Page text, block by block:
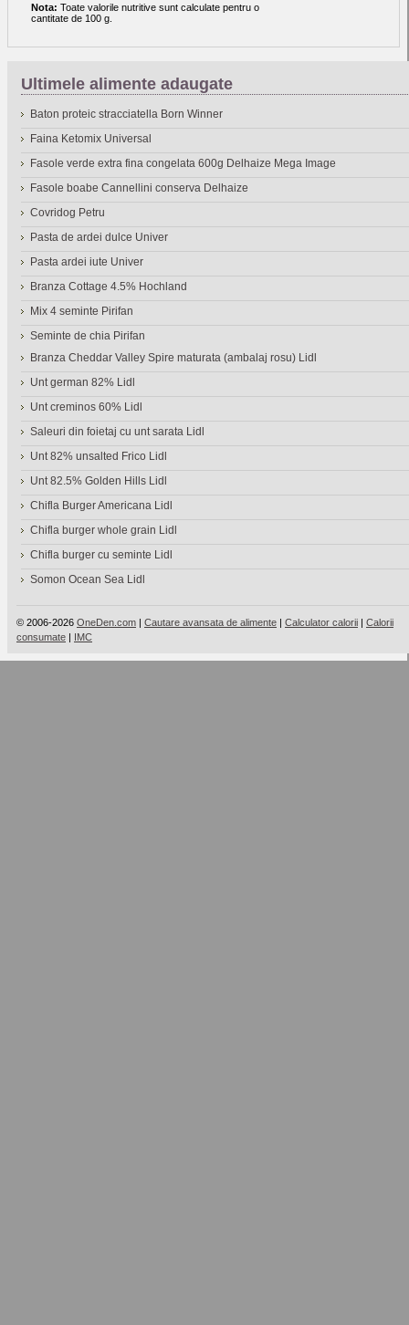
Nota: Toate valorile nutritive sunt calculate pentru o
cantitate de 100 g.
Ultimele alimente adaugate
Baton proteic stracciatella Born Winner
Faina Ketomix Universal
Fasole verde extra fina congelata 600g Delhaize Mega Image
Fasole boabe Cannellini conserva Delhaize
Covridog Petru
Pasta de ardei dulce Univer
Pasta ardei iute Univer
Branza Cottage 4.5% Hochland
Mix 4 seminte Pirifan
Seminte de chia Pirifan
Branza Cheddar Valley Spire maturata (ambalaj rosu) Lidl
Unt german 82% Lidl
Unt creminos 60% Lidl
Saleuri din foietaj cu unt sarata Lidl
Unt 82% unsalted Frico Lidl
Unt 82.5% Golden Hills Lidl
Chifla Burger Americana Lidl
Chifla burger whole grain Lidl
Chifla burger cu seminte Lidl
Somon Ocean Sea Lidl
© 2006-2026 OneDen.com | Cautare avansata de alimente | Calculator calorii | Calorii
consumate | IMC